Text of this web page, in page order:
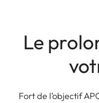
Le
Fort de l’objectif